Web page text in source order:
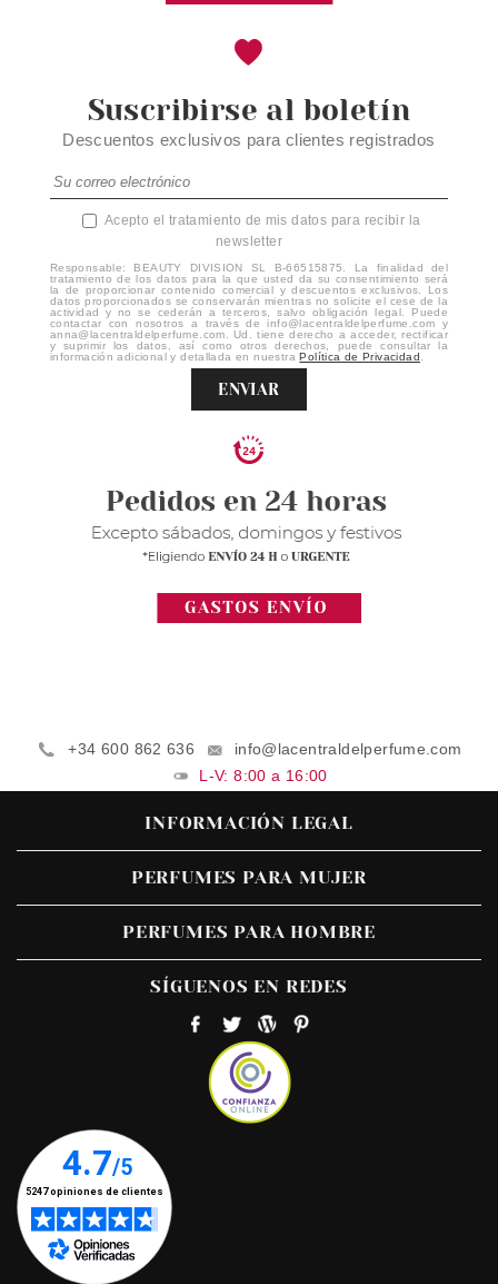
Suscribirse al boletín
Descuentos exclusivos para clientes registrados
Acepto el tratamiento de mis datos para recibir la
newsletter
Responsable: BEAUTY DIVISION SL B-66515875. La finalidad del
tratamiento de los datos para la que usted da su consentimiento será
la de proporcionar contenido comercial y descuentos exclusivos. Los
datos proporcionados se conservarán mientras no solicite el cese de la
actividad y no se cederán a terceros, salvo obligación legal. Puede
contactar con nosotros a través de info@lacentraldelperfume.com y
anna@lacentraldelperfume.com. Ud. tiene derecho a acceder, rectificar
y suprimir los datos, así como otros derechos, puede consultar la
información adicional y detallada en nuestraPolítica de Privacidad
ENVIAR
+34 600 862 636
info@lacentraldelperfume.com
L-V: 8:00 a 16:00
INFORMACIÓN LEGAL
PERFUMES PARA MUJER
PERFUMES PARA HOMBRE
SÍGUENOS EN REDES